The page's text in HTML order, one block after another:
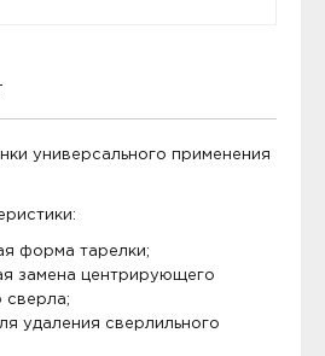
универсального применения
форма тарелки;
замена центрирующего
сверла;
удаления сверлильного